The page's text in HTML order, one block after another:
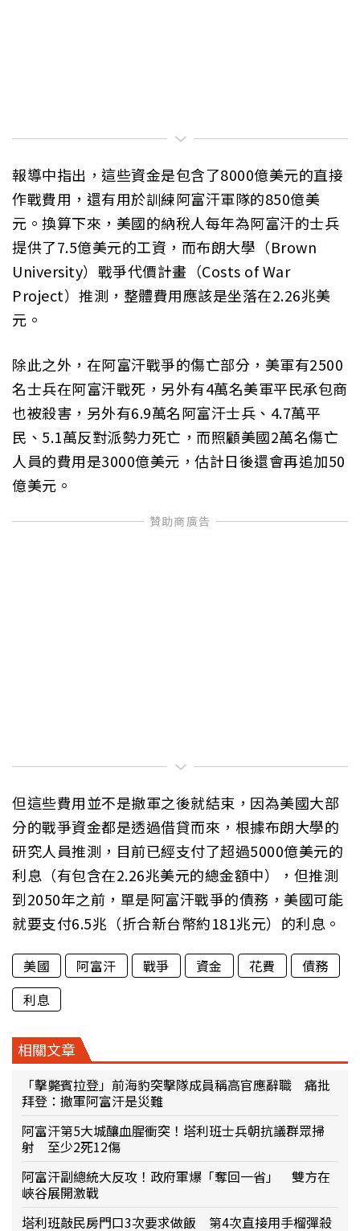
報導中指出，這些資金是包含了8000億美元的直接
作戰費用，還有用於訓練阿富汗軍隊的850億美
元。換算下來，美國的納稅人每年為阿富汗的士兵
提供了7.5億美元的工資，而布朗大學（Brown
University）戰爭代價計畫（Costs of War
Project）推測，整體費用應該是坐落在2.26兆美
元。
除此之外，在阿富汗戰爭的傷亡部分，美軍有2500
名士兵在阿富汗戰死，另外有4萬名美軍平民承包商
也被殺害，另外有6.9萬名阿富汗士兵、4.7萬平
民、5.1萬反對派勢力死亡，而照顧美國2萬名傷亡
人員的費用是3000億美元，估計日後還會再追加50
億美元。
但這些費用並不是撤軍之後就結束，因為美國大部
分的戰爭資金都是透過借貸而來，根據布朗大學的
研究人員推測，目前已經支付了超過5000億美元的
利息（有包含在2.26兆美元的總金額中），但推測
到2050年之前，單是阿富汗戰爭的債務，美國可能
就要支付6.5兆（折合新台幣約181兆元）的利息。
美國 阿富汗 戰爭 資金 花費
債務
利息
相關文章
「擊斃賓拉登」前海豹突擊隊成員稱高官應辭職 痛批
拜登：撤軍阿富汗是災難
阿富汗第5大城釀血腥衝突！塔利班士兵朝抗議群眾掃
射 至少2死12傷
阿富汗副總統大反攻！政府軍爆「奪回一省」 雙方在
峽谷展開激戰
塔利班敲民房門口3次要求做飯 第4次直接用手榴彈殺